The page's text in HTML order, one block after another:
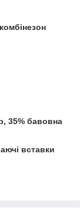
35% бавовна
вставки